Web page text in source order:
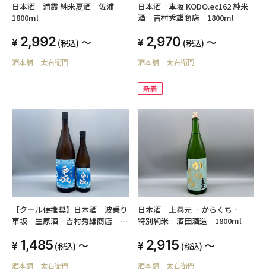
日本酒 浦霞 純米夏酒 佐浦
1800ml
2,992 (税込) ～
酒本舗 太右衛門
日本酒 車坂 KODO.ec162 純米
酒 吉村秀雄商店 1800ml
2,970 (税込) ～
酒本舗 太右衛門
新着
【クール便推奨】日本酒 波乗り
車坂 生原酒 吉村秀雄商店
1,485 (税込) ～
酒本舗 太右衛門
日本酒 上喜元 ‐からくち‐
特別純米 酒田酒造 1800ml
2,915 (税込) ～
酒本舗 太右衛門